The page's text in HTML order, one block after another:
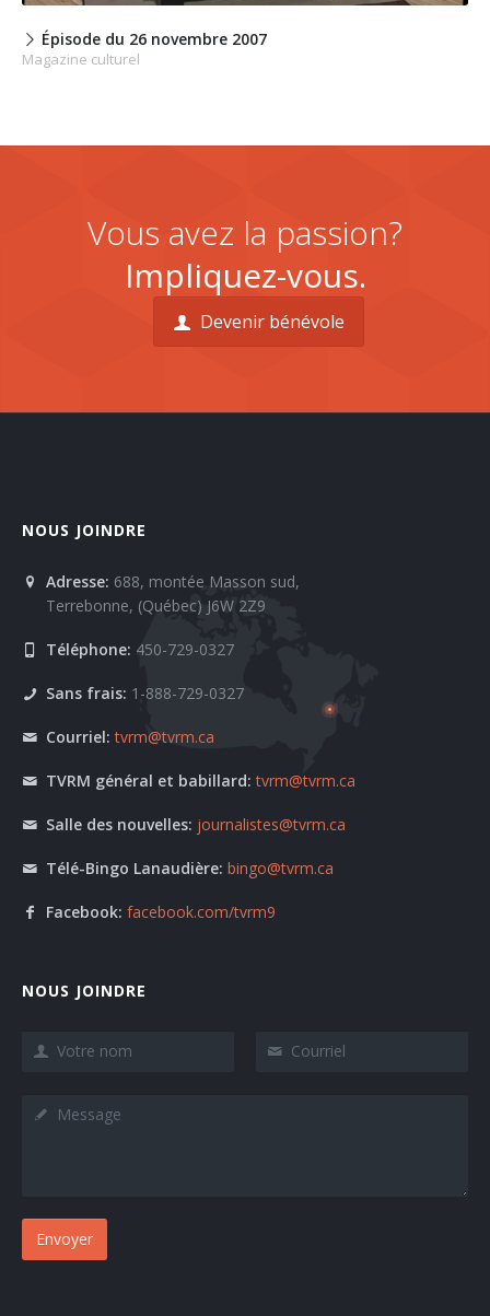
Épisode du 26 novembre 2007
Magazine culturel
Vous avez la passion?
Impliquez-vous.
Devenir bénévole
NOUS JOINDRE
Adresse: 688, montée Masson sud,
Terrebonne, (Québec) J6W 2Z9
Téléphone: 450-729-0327
Sans frais: 1-888-729-0327
Courriel: tvrm@tvrm.ca
TVRM général et babillard: tvrm@tvrm.ca
Salle des nouvelles: journalistes@tvrm.ca
Télé-Bingo Lanaudière: bingo@tvrm.ca
Facebook: facebook.com/tvrm9
NOUS JOINDRE
Envoyer